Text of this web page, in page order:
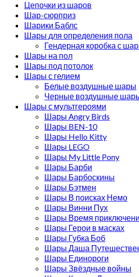
Цепочки из шаров
Шар-сюрприз
Шарики Баблс
Шары для определения пола
Гендерная коробка с
Шары на пол
Шары под потолок
Шары с гелием
Белые воздушные шары
Черные воздушные
Шары с мультгероями
Шары Angry Birds
Шары BEN-10
Шары Hello Kitty
Шары LEGO
Шары My Little Pony
Шары Барби
Шары Барбоскины
Шары Бэтмен
Шары В поисках Немо
Шары Винни Пух
Шары Время
Шары Герои в масках
Шары Губка Боб
Шары Даша
Шары Единороги
Шары Звёздные войны